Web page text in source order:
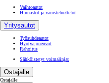
Vaihtoautot
Hinnastot ja varusteluettelot
Yritysautot
Työsuhdeautot
Hyötyajoneuvot
Rahoitus
Sähköistetyt voimalinjat
Ostajalle
Ostajalle